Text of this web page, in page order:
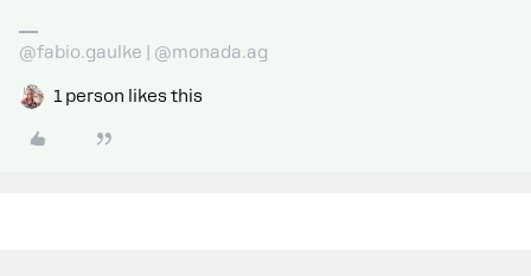
@fabio.gaulke | @monada.ag
1 person likes this